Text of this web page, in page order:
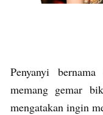
Penyanyi
memang gemar
mengatakan ingin